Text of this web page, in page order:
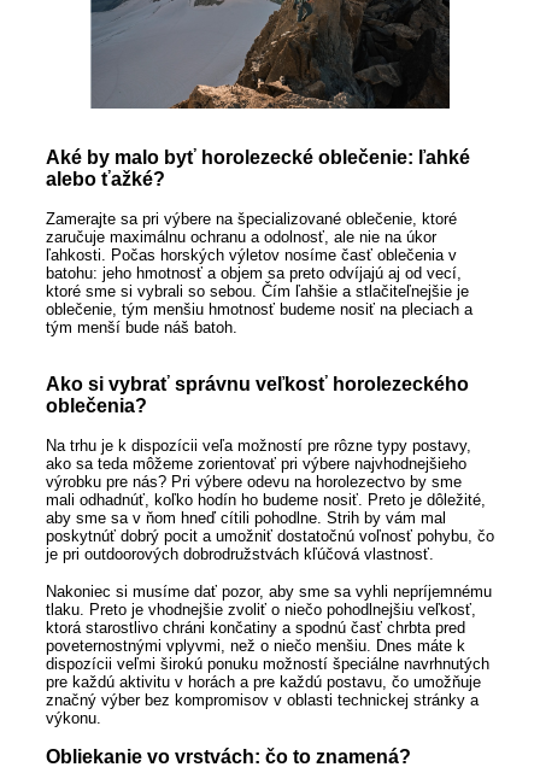
Aké by malo byť horolezecké oblečenie: ľahké
alebo ťažké?
Zamerajte sa pri výbere na špecializované oblečenie, ktoré
zaručuje maximálnu ochranu a odolnosť, ale nie na úkor
ľahkosti. Počas horských výletov nosíme časť oblečenia v
batohu: jeho hmotnosť a objem sa preto odvíjajú aj od vecí,
ktoré sme si vybrali so sebou. Čím ľahšie a stlačiteľnejšie je
oblečenie, tým menšiu hmotnosť budeme nosiť na pleciach a
tým menší bude náš batoh.
Ako si vybrať správnu veľkosť horolezeckého
oblečenia?
Na trhu je k dispozícii veľa možností pre rôzne typy postavy,
ako sa teda môžeme zorientovať pri výbere najvhodnejšieho
výrobku pre nás? Pri výbere odevu na horolezectvo by sme
mali odhadnúť, koľko hodín ho budeme nosiť. Preto je dôležité,
aby sme sa v ňom hneď cítili pohodlne. Strih by vám mal
poskytnúť dobrý pocit a umožniť dostatočnú voľnosť pohybu, čo
je pri outdoorových dobrodružstvách kľúčová vlastnosť.
Nakoniec si musíme dať pozor, aby sme sa vyhli nepríjemnému
tlaku. Preto je vhodnejšie zvoliť o niečo pohodlnejšiu veľkosť,
ktorá starostlivo chráni končatiny a spodnú časť chrbta pred
poveternostnými vplyvmi, než o niečo menšiu. Dnes máte k
dispozícii veľmi širokú ponuku možností špeciálne navrhnutých
pre každú aktivitu v horách a pre každú postavu, čo umožňuje
značný výber bez kompromisov v oblasti technickej stránky a
výkonu.
Obliekanie vo vrstvách: čo to znamená?